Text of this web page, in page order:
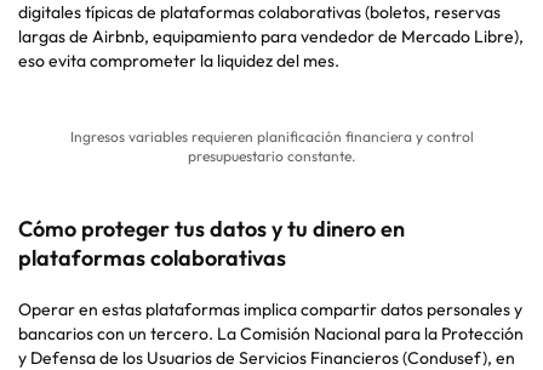
digitales típicas de plataformas colaborativas (boletos, reservas
largas de Airbnb, equipamiento para vendedor de Mercado Libre),
eso evita comprometer la liquidez del mes.
Ingresos variables requieren planificación financiera y control
presupuestario constante.
Cómo proteger tus datos y tu dinero en
plataformas colaborativas
Operar en estas plataformas implica compartir datos personales y
bancarios con un tercero. LaComisión Nacional para la Protección
y Defensa de los Usuarios de Servicios Financieros (Condusef), en